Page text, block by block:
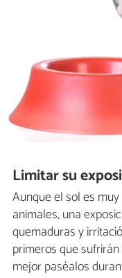
Limitar su
Aunque el sol es
animales, una
quemaduras y
primeros que
mejor paséalos